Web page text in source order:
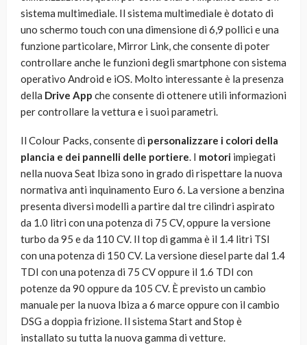
sistema multimediale. Il sistema multimediale è dotato di
uno schermo touch con una dimensione di 6,9 pollici e una
funzione particolare, Mirror Link, che consente di poter
controllare anche le funzioni degli smartphone con sistema
operativo Android e iOS. Molto interessante è la presenza
della Drive App che consente di ottenere utili informazioni
per controllare la vettura e i suoi parametri.
Il Colour Packs, consente di personalizzare i colori della
plancia e dei pannelli delle portiere. I motori impiegati
nella nuova Seat Ibiza sono in grado di rispettare la nuova
normativa anti inquinamento Euro 6. La versione a benzina
presenta diversi modelli a partire dal tre cilindri aspirato
da 1.0 litri con una potenza di 75 CV, oppure la versione
turbo da 95 e da 110 CV. Il top di gamma è il 1.4 litri TSI
con una potenza di 150 CV. La versione diesel parte dal 1.4
TDI con una potenza di 75 CV oppure il 1.6 TDI con
potenze da 90 oppure da 105 CV. È previsto un cambio
manuale per la nuova Ibiza a 6 marce oppure con il cambio
DSG a doppia frizione. Il sistema Start and Stop è
installato su tutta la nuova gamma di vetture.